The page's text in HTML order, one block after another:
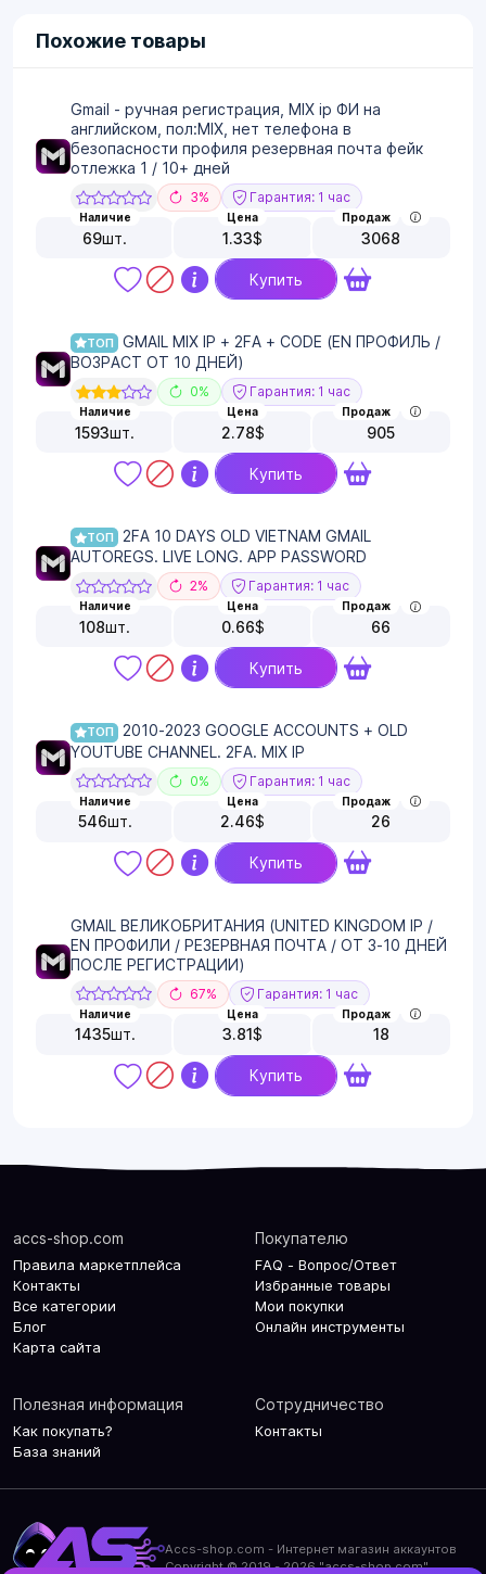
Похожие товары
Gmail - ручная регистрация, MIX ip ФИ на
английском, пол:MIX, нет телефона в
безопасности профиля резервная почта фейк
отлежка 1 / 10+ дней
3% Гарантия: 1 час
Наличие
69шт.
Цена
1.33$
Продаж
3068
Купить
ТОП
GMAIL MIX IP + 2FA + CODE (EN ПРОФИЛЬ /
ВОЗРАСТ ОТ 10 ДНЕЙ)
0% Гарантия: 1 час
Наличие
1593шт.
Цена
2.78$
Продаж
905
Купить
ТОП
2FA 10 DAYS OLD VIETNAM GMAIL
AUTOREGS. LIVE LONG. APP PASSWORD
2% Гарантия: 1 час
Наличие
108шт.
Цена
0.66$
Продаж
66
Купить
ТОП
2010-2023 GOOGLE ACCOUNTS + OLD
YOUTUBE CHANNEL. 2FA. MIX IP
0% Гарантия: 1 час
Наличие
546шт.
Цена
2.46$
Продаж
26
Купить
GMAIL ВЕЛИКОБРИТАНИЯ (UNITED KINGDOM IP /
EN ПРОФИЛИ / РЕЗЕРВНАЯ ПОЧТА / ОТ 3-10 ДНЕЙ
ПОСЛЕ РЕГИСТРАЦИИ)
67% Гарантия: 1 час
Наличие
1435шт.
Цена
3.81$
Продаж
18
Купить
accs-shop.com
Правила маркетплейса
Контакты
Все категории
Блог
Карта сайта
Покупателю
FAQ - Вопрос/Ответ
Избранные товары
Мои покупки
Онлайн инструменты
Полезная информация
Как покупать?
База знаний
Сотрудничество
Контакты
Accs-shop.com - Интернет магазин аккаунтов
Copyright © 2019 - 2026 "accs-shop.com"